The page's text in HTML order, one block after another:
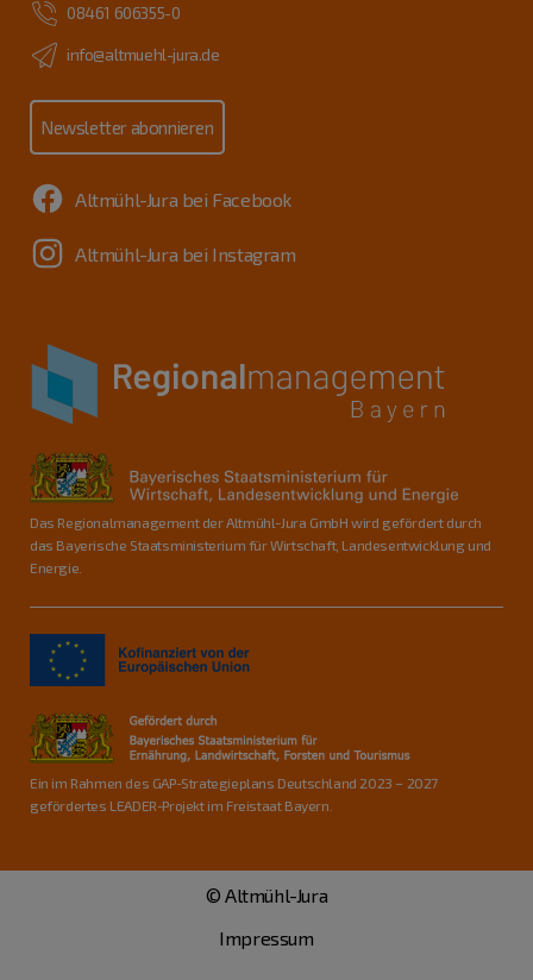
08461 606355-0
info@altmuehl-jura.de
Newsletter abonnieren
Altmühl-Jura bei Facebook
Altmühl-Jura bei Instagram
Das Regionalmanagement der Altmühl-Jura GmbH wird gefördert durch
das Bayerische Staatsministerium für Wirtschaft, Landesentwicklung und
Energie.
Ein im Rahmen des GAP-Strategieplans Deutschland 2023 – 2027
gefördertes LEADER-Projekt im Freistaat Bayern.
© Altmühl-Jura
Impressum